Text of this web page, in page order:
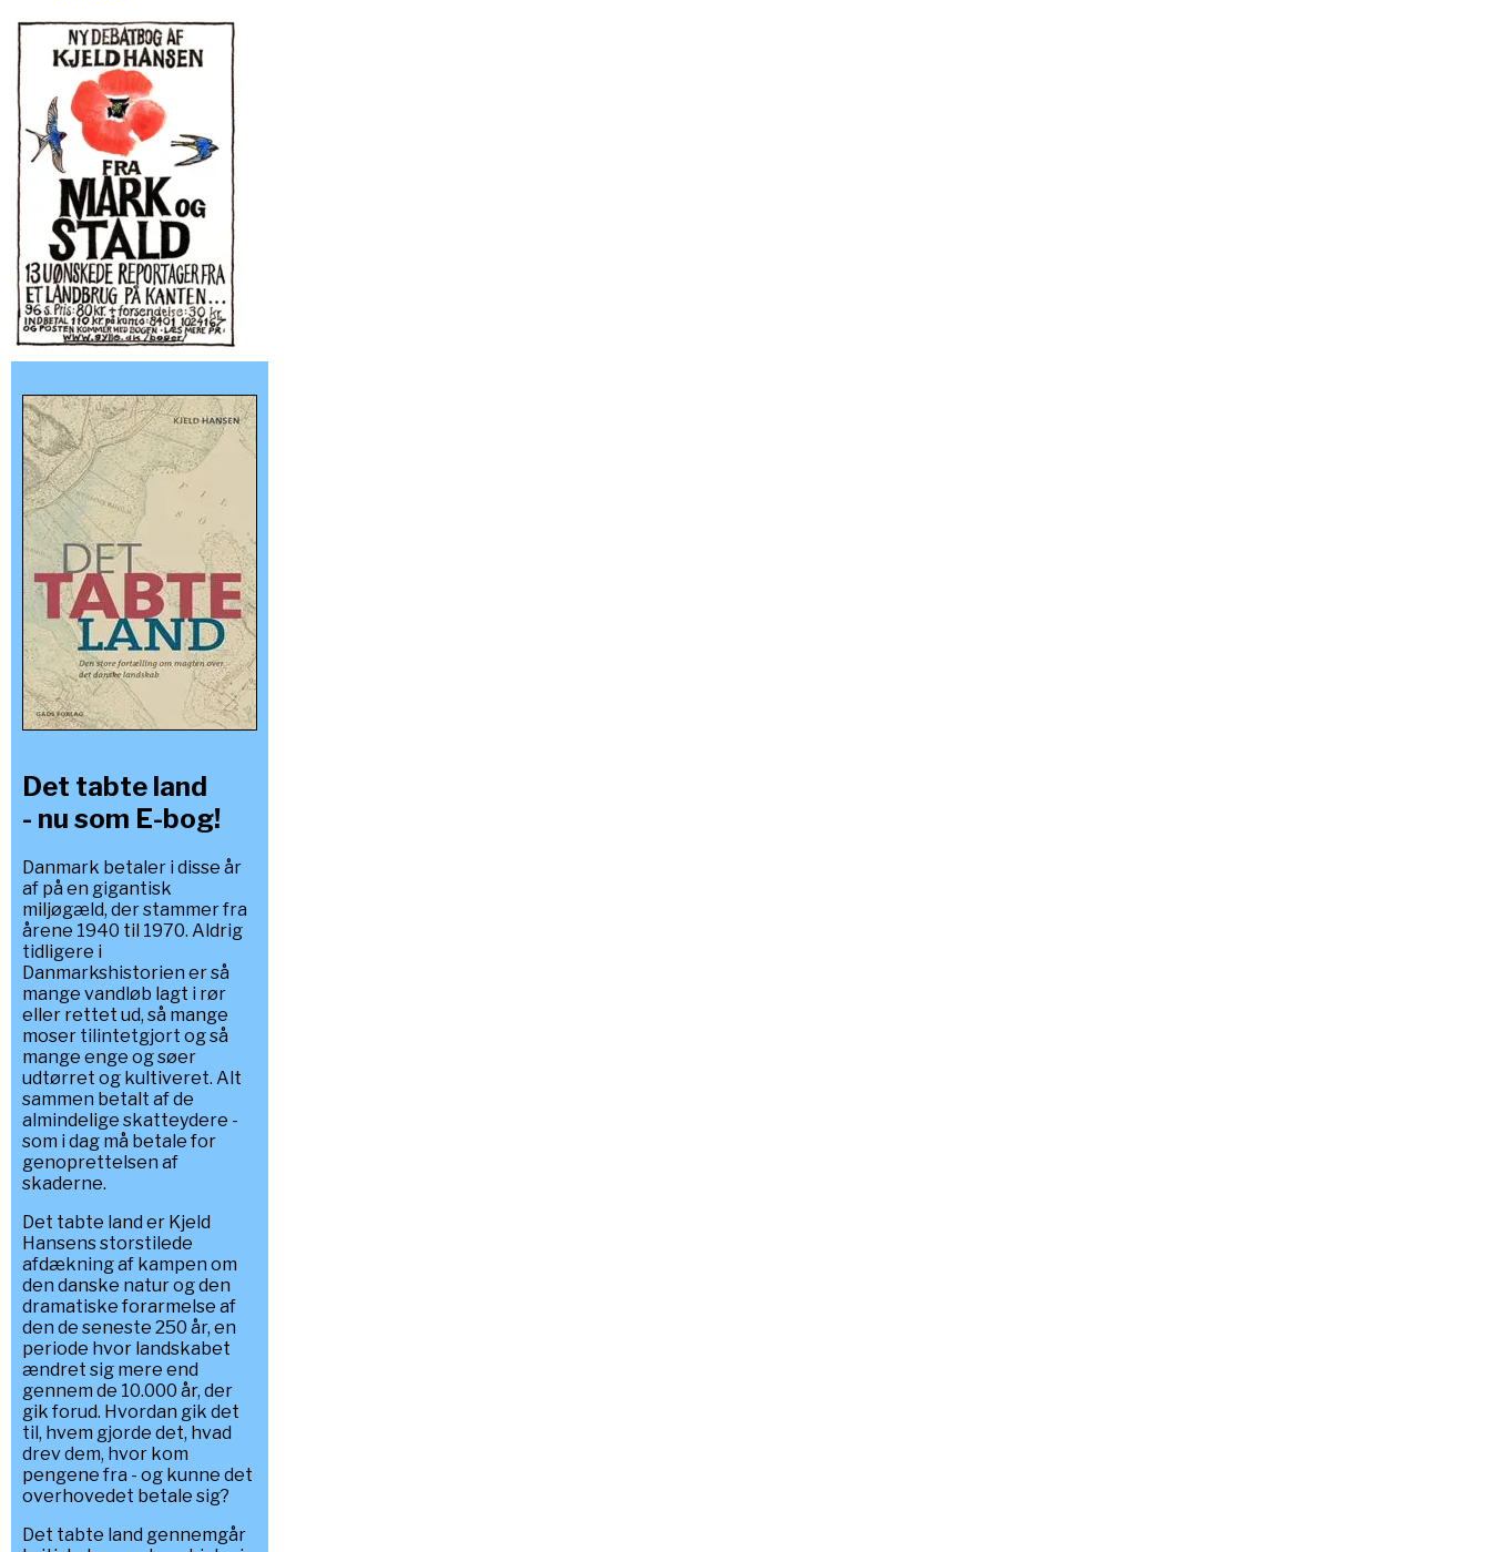
Det tabte land
- nu som E-bog!
Danmark betaler i disse år
af på en gigantisk
miljøgæld, der stammer fra
årene 1940 til 1970. Aldrig
tidligere i
Danmarkshistorien er så
mange vandløb lagt i rør
eller rettet ud, så mange
moser tilintetgjort og så
mange enge og søer
udtørret og kultiveret. Alt
sammen betalt af de
almindelige skatteydere -
som i dag må betale for
genoprettelsen af
skaderne.
Det tabte land er Kjeld
Hansens storstilede
afdækning af kampen om
den danske natur og den
dramatiske forarmelse af
den de seneste 250 år, en
periode hvor landskabet
ændret sig mere end
gennem de 10.000 år, der
gik forud. Hvordan gik det
til, hvem gjorde det, hvad
drev dem, hvor kom
pengene fra - og kunne det
overhovedet betale sig?
Det tabte land gennemgår